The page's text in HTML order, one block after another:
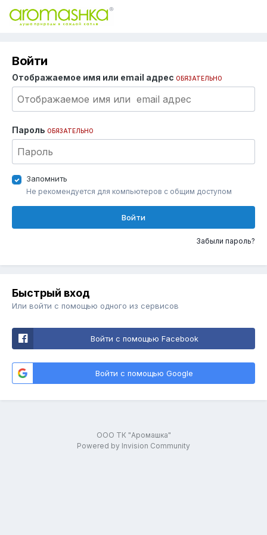
Войти
Отображаемое имя или email адрес ОБЯЗАТЕЛЬНО
Пароль ОБЯЗАТЕЛЬНО
Запомнить
Не рекомендуется для компьютеров с общим доступом
Войти
Забыли пароль?
Быстрый вход
Или войти с помощью одного из сервисов
Войти с помощью Facebook
Войти с помощью Google
ООО ТК "Аромашка"
Powered by Invision Community